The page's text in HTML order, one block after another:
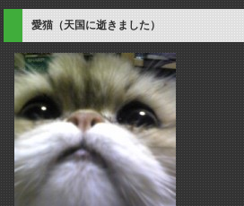
愛猫（天国に逝きました）